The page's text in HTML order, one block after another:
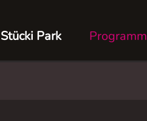
Park Programm